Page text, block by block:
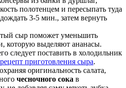
полотенцем и пересыпать туда
3-5 мин., затем вернуть
сыр поможет уменьшить
которую выделяют ананасы.
следует поставить в холодильник
рецепт приготовления сыра.
оригинальность салата,
чесночного сока в